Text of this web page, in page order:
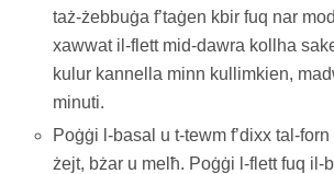
taż-żebbuġa f’taġen kbir fuq nar
xawwat il-flett mid-dawra kollha
kulur kannella minn kullimkien,
minuti.
Poġġi l-basal u t-tewm f’dixx tal-
żejt, bżar u melħ. Poġġi l-flett fuq il-